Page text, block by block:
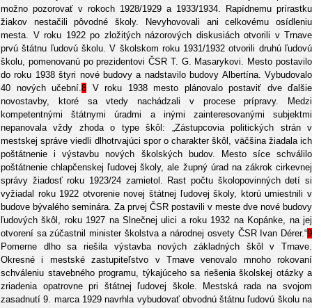
možno pozorovať v rokoch 1928/1929 a 1933/1934. Rapídnemu prírastku
žiakov nestačili pôvodné školy. Nevyhovovali ani celkovému osídleniu
mesta. V roku 1922 po zložitých názorových diskusiách otvorili v Trnave
prvú štátnu ľudovú školu. V školskom roku 1931/1932 otvorili druhú ľudovú
školu, pomenovanú po prezidentovi ČSR T. G. Masarykovi. Mesto postavilo
do roku 1938 štyri nové budovy a nadstavilo budovy Albertína. Vybudovalo
40 nových učební.8 V roku 1938 mesto plánovalo postaviť dve ďalšie
novostavby, ktoré sa vtedy nachádzali v procese prípravy. Medzi
kompetentnými štátnymi úradmi a inými zainteresovanými subjektmi
nepanovala vždy zhoda o type škôl: „Zástupcovia politických strán v
mestskej správe viedli dlhotrvajúci spor o charakter škôl, väčšina žiadala ich
poštátnenie i výstavbu nových školských budov. Mesto síce schválilo
poštátnenie chlapčenskej ľudovej školy, ale župný úrad na zákrok cirkevnej
správy žiadosť roku 1923/24 zamietol. Rast počtu školopovinných detí si
vyžiadal roku 1922 otvorenie novej štátnej ľudovej školy, ktorú umiestnili v
budove bývalého seminára. Za prvej ČSR postavili v meste dve nové budovy
ľudových škôl, roku 1927 na Slnečnej ulici a roku 1932 na Kopánke, na jej
otvorení sa zúčastnil minister školstva a národnej osvety ČSR Ivan Dérer.“9
Pomerne dlho sa riešila výstavba nových základných škôl v Trnave.
Okresné i mestské zastupiteľstvo v Trnave venovalo mnoho rokovaní
schváleniu stavebného programu, týkajúceho sa riešenia školskej otázky a
zriadenia opatrovne pri štátnej ľudovej škole. Mestská rada na svojom
zasadnutí 9. marca 1929 navrhla vybudovať obvodnú štátnu ľudovú školu na